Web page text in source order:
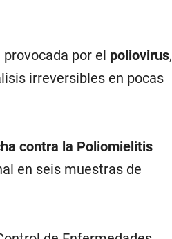
por el poliovirus,
irreversibles en pocas
contra la Poliomielitis
en seis muestras de